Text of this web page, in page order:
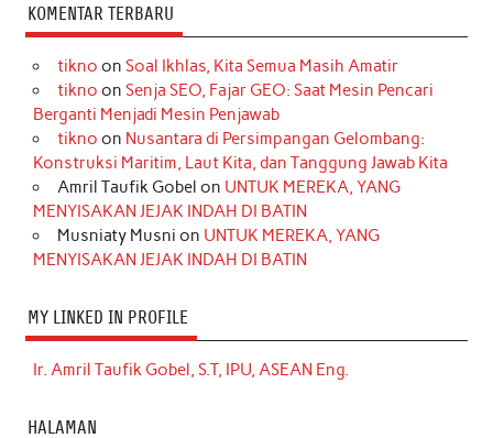
KOMENTAR TERBARU
tikno on Soal Ikhlas, Kita Semua Masih Amatir
tikno on Senja SEO, Fajar GEO: Saat Mesin Pencari
Berganti Menjadi Mesin Penjawab
tikno on Nusantara di Persimpangan Gelombang:
Konstruksi Maritim, Laut Kita, dan Tanggung Jawab Kita
Amril Taufik Gobel on UNTUK MEREKA, YANG
MENYISAKAN JEJAK INDAH DI BATIN
Musniaty Musni on UNTUK MEREKA, YANG
MENYISAKAN JEJAK INDAH DI BATIN
MY LINKED IN PROFILE
Ir. Amril Taufik Gobel, S.T, IPU, ASEAN Eng.
HALAMAN